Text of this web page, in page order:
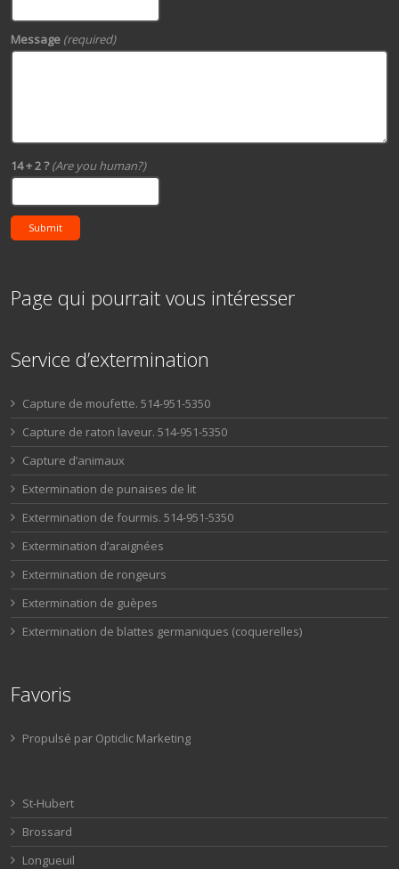
Message (required)
14 + 2 ?(Are you human?)
Submit
Page qui pourrait vous intéresser
Service d’extermination
Capture de moufette. 514-951-5350
Capture de raton laveur. 514-951-5350
Capture d’animaux
Extermination de punaises de lit
Extermination de fourmis. 514-951-5350
Extermination d’araignées
Extermination de rongeurs
Extermination de guèpes
Extermination de blattes germaniques (coquerelles)
Favoris
Propulsé par Opticlic Marketing
St-Hubert
Brossard
Longueuil